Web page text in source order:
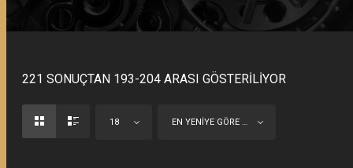
221 SONUÇTAN 193-204 ARASI GÖSTERILIYOR
18 EN YENIYE GÖRE SIRALA